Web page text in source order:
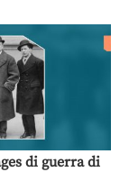
MUSICA
di guerra di